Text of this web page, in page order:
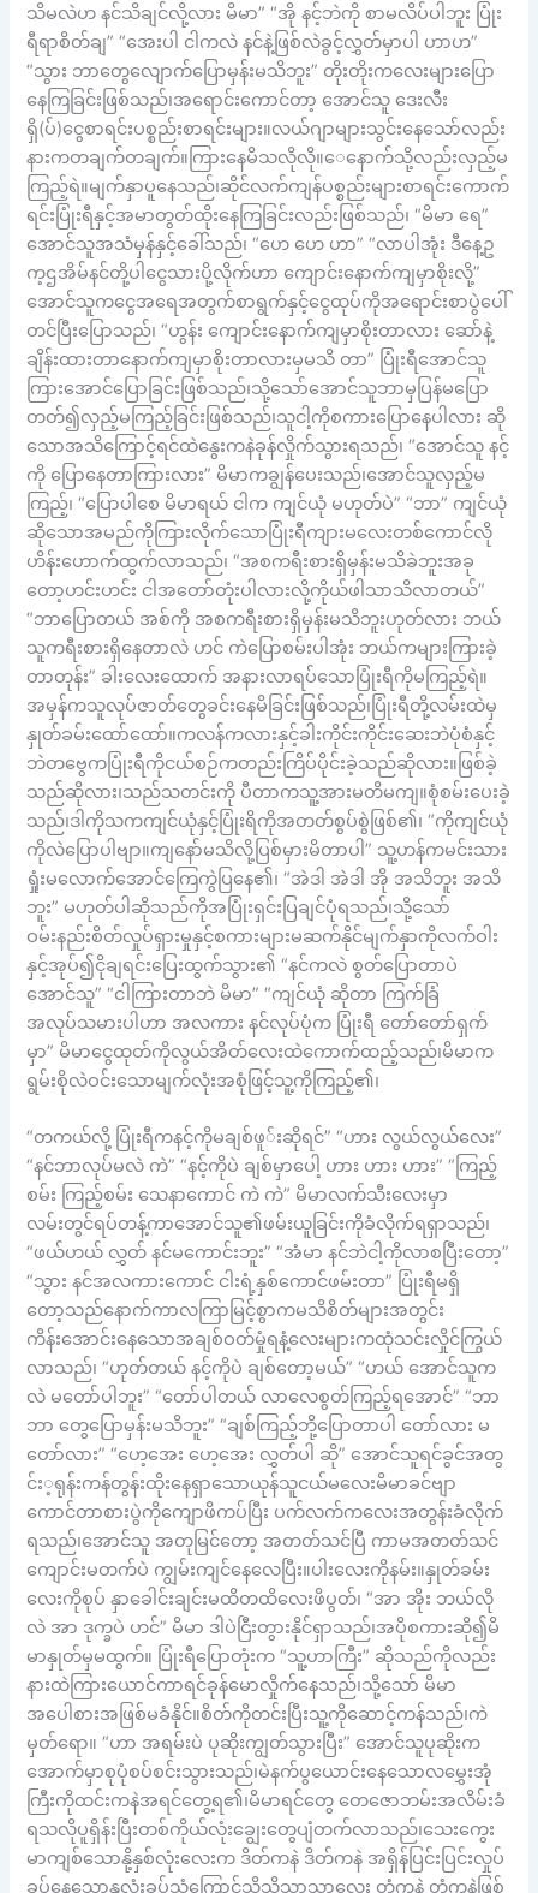
သိမလဲဟ နင်သိချင်လို့လား မိမာ” “အို နင့်ဘဲကို စာမလိပ်ပါဘူး ပြုံး
ရီရာစိတ်ချ” “အေးပါ ငါကလဲ နင်နဲ့ဖြစ်လဲခွင့်လွှတ်မှာပါ ဟာဟ”
“သွား ဘာတွေလျောက်ပြောမှန်းမသိဘူး” တိုးတိုးကလေးများပြော
နေကြခြင်းဖြစ်သည်၊အရောင်းကောင်တာ့ အောင်သူ ဒေးလီး
ရှိ(ပ်)ငွေစာရင်းပစ္စည်းစာရင်းများ။လယ်ဂျာများသွင်းနေသော်လည်း
နားကတချက်တချက်။ကြားနေမိသလိုလို။ေနောက်သို့လည်းလှည့်မ
ကြည့်ရဲ။မျက်နှာပူနေသည်၊ဆိုင်လက်ကျန်ပစ္စည်းများစာရင်းကောက်
ရင်းပြုံးရီနှင့်အမာတွတ်ထိုးနေကြခြင်းလည်းဖြစ်သည်၊ “မိမာ ရေ”
အောင်သူအသံမှန်နှင့်ခေါ်သည်၊ “ဟေ ဟေ ဟာ” “လာပါအုံး ဒီနေ့ဥ
က့ဌအိမ်နင်တို့ပါငွေသားပို့လိုက်ဟာ ကျောင်းနောက်ကျမှာစိုးလို့”
အောင်သူကငွေအရေအတွက်စာရွက်နှင့်ငွေထုပ်ကိုအရောင်းစာပွဲပေါ်
တင်ပြီးပြောသည်၊ “ဟွန်း ကျောင်းနောက်ကျမှာစိုးတာလား ဆော်နဲ့
ချိန်းထားတာနောက်ကျမှာစိုးတာလားမှမသိ တာ” ပြုံးရီအောင်သူ
ကြားအောင်ပြောခြင်းဖြစ်သည်၊သို့သော်အောင်သူဘာမှပြန်မပြော
တတ်၍လှည့်မကြည့်ခြင်းဖြစ်သည်၊သူငါ့ကိုစကားပြောနေပါလား ဆို
သောအသိကြောင့်ရင်ထဲနွေးကနဲခုန်လှိုက်သွားရသည်၊ “အောင်သူ နင့်
ကို ပြောနေတာကြားလား” မိမာကချွန်ပေးသည်၊အောင်သူလှည့်မ
ကြည့်၊ “ပြောပါစေ မိမာရယ် ငါက ကျင်ယုံ မဟုတ်ပဲ” “ဘာ” ကျင်ယုံ
ဆိုသောအမည်ကိုကြားလိုက်သောပြုံးရီကျားမလေးတစ်ကောင်လို
ဟိန်းဟောက်ထွက်လာသည်၊ “အစကရီးစားရှိမှန်းမသိခဲဘူးအခု
တော့ဟင်းဟင်း ငါအတော်တုံးပါလားလို့ကိုယ်ဖါသာသိလာတယ်”
“ဘာပြောတယ် အစ်ကို အစကရီးစားရှိမှန်းမသိဘူးဟုတ်လား ဘယ်
သူကရီးစားရှိနေတာလဲ ဟင် ကဲပြောစမ်းပါအုံး ဘယ်ကများကြားခဲ့
တာတုန်း” ခါးလေးထောက် အနားလာရပ်သောပြုံးရီကိုမကြည့်ရဲ။
အမှန်ကသူလုပ်ဇာတ်တွေခင်းနေမိခြင်းဖြစ်သည်၊ပြုံးရီတို့လမ်းထဲမှ
နှုတ်ခမ်းထော်ထော်။ကလန်ကလားနှင့်ခါးကိုင်းကိုင်းဆေးဘဲပုံစံနှင့်
ဘဲတဗွေကပြုံးရီကိုငယ်စဉ်ကတည်းကြိပ်ပိုင်းခဲ့သည်ဆိုလား။ဖြစ်ခဲ့
သည်ဆိုလား၊သည်သတင်းကို ပီတာကသူ့အားမတိမကျ။စုံစမ်းပေးခဲ့
သည်၊ဒါကိုသကကျင်ယုံနှင့်ပြုံးရိကိုအတတ်စွပ်စွဲဖြစ်၏၊ “ကိုကျင်ယုံ
ကိုလဲပြောပါဗျာ။ကျနော်မသိလို့ပြစ်မှားမိတာပါ” သူ့ဟန်ကမင်းသား
ရှုံးမလောက်အောင်ကြေကွဲပြနေ၏၊ “အဲဒါ အဲဒါ အို အသိဘူး အသိ
ဘူး” မဟုတ်ပါဆိုသည်ကိုအပြုံးရှင်းပြချင်ပုံရသည်၊သို့သော်
ဝမ်းနည်းစိတ်လှုပ်ရှားမှုနှင့်စကားများမဆက်နိုင်မျက်နှာကိုလက်ဝါး
နှင့်အုပ်၍ငိုချရင်းပြေးထွက်သွား၏ “နင်ကလဲ စွတ်ပြောတာပဲ
အောင်သူ” “ငါကြားတာဘဲ မိမာ” “ကျင်ယုံ ဆိုတာ ကြက်ခြံ
အလုပ်သမားပါဟာ အလကား နင်လုပ်ပုံက ပြုံးရီ တော်တော်ရှက်
မှာ” မိမာငွေထုတ်ကိုလွယ်အိတ်လေးထဲကောက်ထည့်သည်၊မိမာက
ရွမ်းစိုလဲဝင်းသောမျက်လုံးအစုံဖြင့်သူ့ကိုကြည့်၏၊
“တကယ်လို့ ပြုံးရီကနင့်ကိုမချစ်ဖူ်းဆိုရင်” “ဟား လွယ်လွယ်လေး”
“နင်ဘာလုပ်မလဲ ကဲ” “နင့်ကိုပဲ ချစ်မှာပေါ့ ဟား ဟား ဟား” “ကြည့်
စမ်း ကြည့်စမ်း သေနာကောင် ကဲ ကဲ” မိမာလက်သီးလေးမှာ
လမ်းတွင်ရပ်တန့်ကာအောင်သူ၏ဖမ်းယူခြင်းကိုခံလိုက်ရရှာသည်၊
“ဖယ်ဟယ် လွှတ် နင်မကောင်းဘူး” “အံမာ နင်ဘဲငါ့ကိုလာစပြီးတော့”
“သွား နင်အလကားကောင် ငါးရံ့နှစ်ကောင်ဖမ်းတာ” ပြုံးရီမရှိ
တော့သည်နောက်ကာလကြာမြင့်စွာကမသိစိတ်များအတွင်း
ကိန်းအောင်းနေသောအချစ်ဝတ်မှုံရနံ့လေးများကထုံသင်းလှိုင်ကြွယ်
လာသည်၊ “ဟုတ်တယ် နင့်ကိုပဲ ချစ်တော့မယ်” “ဟယ် အောင်သူက
လဲ မတော်ပါဘူး” “တော်ပါတယ် လာလေစွတ်ကြည့်ရအောင်” “ဘာ
ဘာ တွေပြောမှန်းမသိဘူး” “ချစ်ကြည့်ဘို့ပြောတာပါ တော်လား မ
တော်လား” “ဟေ့အေး ဟေ့အေး လွှတ်ပါ ဆို” အောင်သူရင်ခွင်အတွ
င်း့ရုန်းကန်တွန်းထိုးနေရှာသောယုန်သူငယ်မလေးမိမာခင်ဗျာ
ကောင်တာစားပွဲကိုကျောဖိကပ်ပြီး ပက်လက်ကလေးအတွန်းခံလိုက်
ရသည်၊အောင်သူ အတုမြင်တော့ အတတ်သင်ပြီ ကာမအတတ်သင်
ကျောင်းမတက်ပဲ ကျွမ်းကျင်နေလေပြီး။ပါးလေးကိုနမ်း။နှုတ်ခမ်း
လေးကိုစုပ် နှာခေါင်းချင်းမထိတထိလေးဖိပွတ်၊ “အာ အိုး ဘယ်လို
လဲ အာ ဒုက္ခပဲ ဟင်” မိမာ ဒါပဲငြီးတွားနိုင်ရှာသည်၊အပိုစကားဆို၍မိ
မာနှုတ်မှမထွက်။ ပြုံးရီပြောတုံးက “သူ့ဟာကြီး” ဆိုသည်ကိုလည်း
နားထဲကြားယောင်ကာရင်ခုန်မောလှိုက်နေသည်၊သို့သော် မိမာ
အပေါစားအဖြစ်မခံနိုင်။စိတ်ကိုတင်းပြီးသူ့ကိုဆောင့်ကန်သည်၊ကဲ
မှတ်ရော။ “ဟာ အရမ်းပဲ ပုဆိုးကျွတ်သွားပြီး” အောင်သူပုဆိုးက
အောက်မှာစုပုံစပ်စင်းသွားသည်၊မဲနက်ပွယောင်းနေသောလမွှေးအုံ
ကြီးကိုထင်းကနဲအရင်တွေ့ရ၏၊မိမာရင်တွေ တေဇောဘမ်းအလိမ်းခံ
ရသလိုပူရှိန်းပြီးတစ်ကိုယ်လုံးချွေးတွေပျံတက်လာသည်၊သေးကွေး
မာကျစ်သောနို့နှစ်လုံးလေးက ဒိတ်ကနဲ ဒိတ်ကနဲ အရှိန်ပြင်းပြင်းလှုပ်
ခပ်နေသောနှလုံးခပ်သံကြောင့်သိသိသာသာလေး တုံကနဲ တုံကနဲဖြစ်